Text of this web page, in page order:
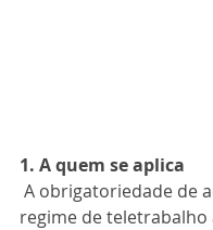
1. A quem se aplica
regime de teletrabalho